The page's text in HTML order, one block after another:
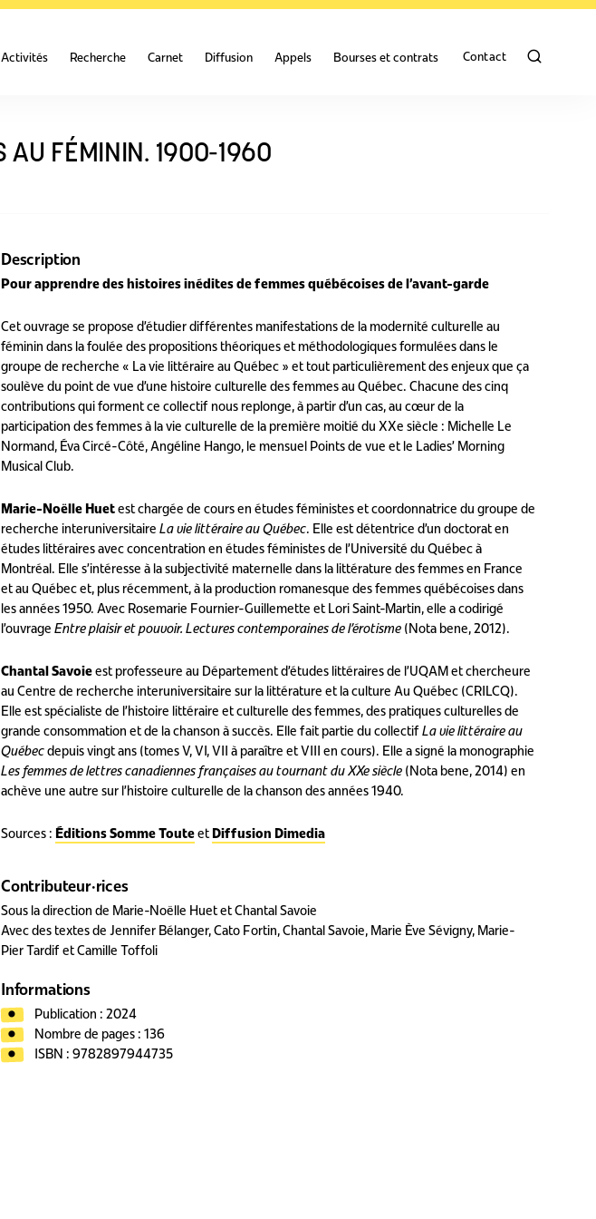
Activités Recherche Carnet Diffusion Appels Bourses et contrats Contact
AU FÉMININ. 1900-1960
Description
Pour apprendre des histoires inédites de femmes québécoises de l’avant-garde
Cet ouvrage se propose d’étudier différentes manifestations de la modernité culturelle au
féminin dans la foulée des propositions théoriques et méthodologiques formulées dans le
groupe de recherche « La vie littéraire au Québec » et tout particulièrement des enjeux que ça
soulève du point de vue d’une histoire culturelle des femmes au Québec. Chacune des cinq
contributions qui forment ce collectif nous replonge, à partir d’un cas, au cœur de la
participation des femmes à la vie culturelle de la première moitié du XXe siècle : Michelle Le
Normand, Éva Circé-Côté, Angéline Hango, le mensuel Points de vue et le Ladies’ Morning
Musical Club.
Marie-Noëlle Huet est chargée de cours en études féministes et coordonnatrice du groupe de
recherche interuniversitaire La vie littéraire au Québec. Elle est détentrice d’un doctorat en
études littéraires avec concentration en études féministes de l’Université du Québec à
Montréal. Elle s’intéresse à la subjectivité maternelle dans la littérature des femmes en France
et au Québec et, plus récemment, à la production romanesque des femmes québécoises dans
les années 1950. Avec Rosemarie Fournier-Guillemette et Lori Saint-Martin, elle a codirigé
l’ouvrage Entre plaisir et pouvoir. Lectures contemporaines de l’érotisme (Nota bene, 2012). ​
Chantal Savoie est professeure au Département d’études littéraires de l’UQAM et chercheure
au Centre de recherche interuniversitaire sur la littérature et la culture Au Québec (CRILCQ).
Elle est spécialiste de l’histoire littéraire et culturelle des femmes, des pratiques culturelles de
grande consommation et de la chanson à succès. Elle fait partie du collectif La vie littéraire au
Québec depuis vingt ans (tomes V, VI, VII à paraître et VIII en cours). Elle a signé la monographie
Les femmes de lettres canadiennes françaises au tournant du XXe siècle (Nota bene, 2014) en
achève une autre sur l’histoire culturelle de la chanson des années 1940.
Sources : Éditions Somme Toute et Diffusion Dimedia
Contributeur·rices
Sous la direction de Marie-Noëlle Huet et Chantal Savoie
Avec des textes de Jennifer Bélanger, Cato Fortin, Chantal Savoie, Marie Ève Sévigny, Marie-
Pier Tardif et Camille Toffoli
Informations
Publication : 2024
Nombre de pages : 136
ISBN : 9782897944735